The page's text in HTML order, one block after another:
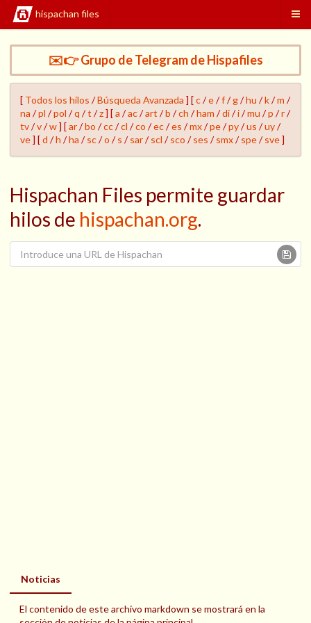
hispachan files
✉️👉 Grupo de Telegram de Hispafiles
[ Todos los hilos /Búsqueda Avanzada ] [c/e/f/g/hu /k/m /
na /pl /pol /q /t /z] [a /ac/art /b /ch /ham /di/i/mu /p /r/
tv/v/w] [ar/bo /cc/cl /co /ec/es /mx/pe/py/us /uy/
ve] [d /h /ha /sc/o /s /sar/scl /sco /ses /smx/spe/sve]
Hispachan Files permite guardar
hilos de hispachan.org.
Noticias
El contenido de este archivo markdown se mostrará en la